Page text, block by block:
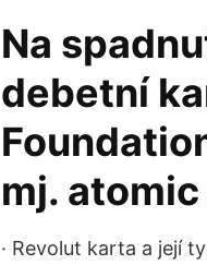
Na
debetní
mj.
· Revolut karta a její